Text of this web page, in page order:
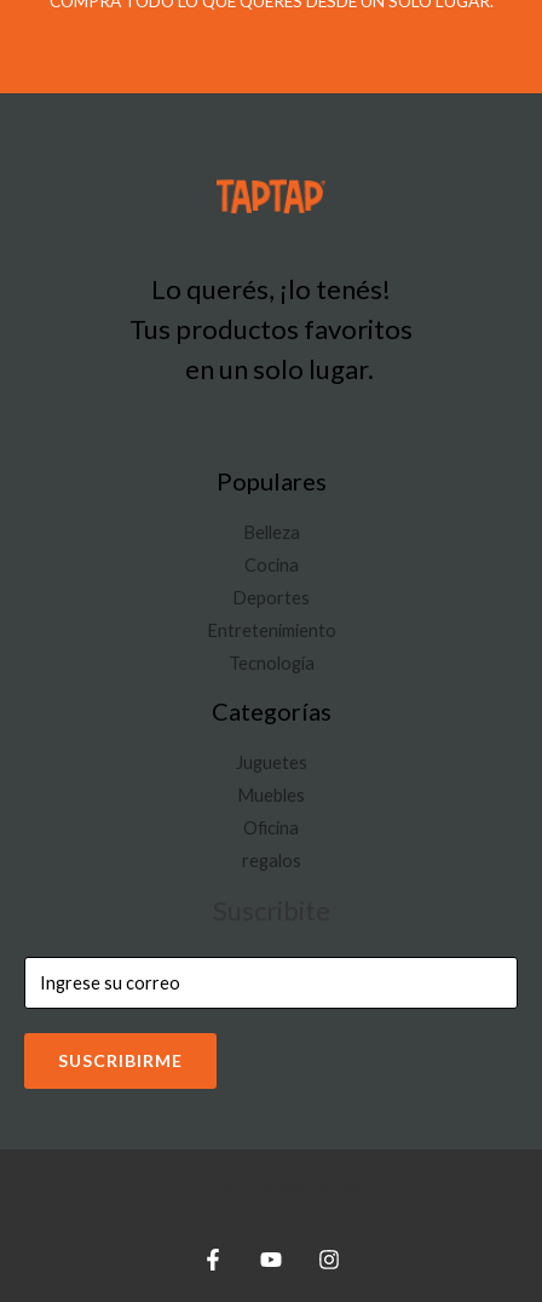
Lo querés, ¡lo tenés!
Tus productos favoritos
en un solo lugar.
Populares
Belleza
Cocina
Deportes
Entretenimiento
Tecnología
Categorías
Juguetes
Muebles
Oficina
regalos
SUSCRIBIRME